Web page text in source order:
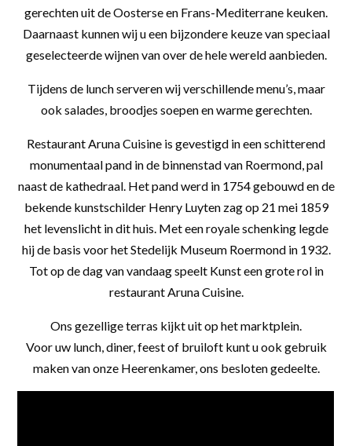
gerechten uit de Oosterse en Frans-Mediterrane keuken.
Daarnaast kunnen wij u een bijzondere keuze van speciaal
geselecteerde wijnen van over de hele wereld aanbieden.
Tijdens de lunch serveren wij verschillende menu’s, maar
ook salades, broodjes soepen en warme gerechten.
Restaurant Aruna Cuisine is gevestigd in een schitterend
monumentaal pand in de binnenstad van Roermond, pal
naast de kathedraal. Het pand werd in 1754 gebouwd en de
bekende kunstschilder Henry Luyten zag op 21 mei 1859
het levenslicht in dit huis. Met een royale schenking legde
hij de basis voor het Stedelijk Museum Roermond in 1932.
Tot op de dag van vandaag speelt Kunst een grote rol in
restaurant Aruna Cuisine.
Ons gezellige terras kijkt uit op het marktplein.
Voor uw lunch, diner, feest of bruiloft kunt u ook gebruik
maken van onze Heerenkamer, ons besloten gedeelte.